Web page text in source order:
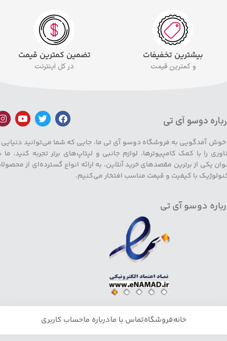
بیشترین تخفیفات
و کمترین قیمت
تضمین کمترین قیمت
در کل اینترنت
دوسو آی تی
خوش آمدگویی به فروشگاه دوسو آی تی ما، جایی که شما می‌توانید دنیایی
را با کمک کامپیوترها، لوازم جانبی و لپتاپ‌های برتر تجربه کنید. ما
یکی از برترین مقصدهای خرید آنلاین، به ارائه انواع گسترده‌ای از
با کیفیت و قیمت مناسب افتخار می‌کنیم.
دوسو آی تی
خانهفروشگاهتماس با مادرباره ماحساب کاربری